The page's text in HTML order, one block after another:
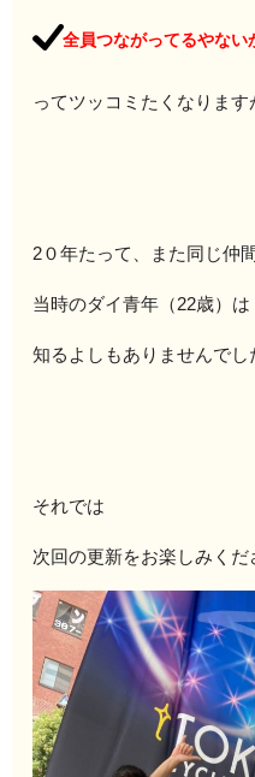
全員つながってるやない
ってツッコミたくなります
2０年たって、また同じ仲
当時のダイ青年（22歳）は
知るよしもありませんでし
それでは
次回の更新をお楽しみくだ